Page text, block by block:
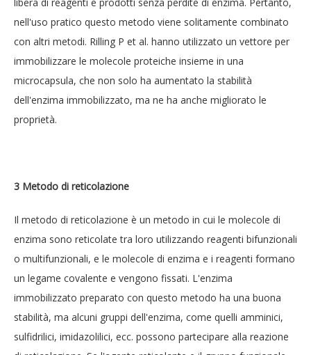
nell'uso pratico questo metodo viene solitamente combinato
con altri metodi. Rilling P et al. hanno utilizzato un vettore per
immobilizzare le molecole proteiche insieme in una
microcapsula, che non solo ha aumentato la stabilità
dell'enzima immobilizzato, ma ne ha anche migliorato le
proprietà.
3 Metodo di reticolazione
Il metodo di reticolazione è un metodo in cui le molecole di
enzima sono reticolate tra loro utilizzando reagenti bifunzionali
o multifunzionali, e le molecole di enzima e i reagenti formano
un legame covalente e vengono fissati. L'enzima
immobilizzato preparato con questo metodo ha una buona
stabilità, ma alcuni gruppi dell'enzima, come quelli amminici,
sulfidrilici, imidazolilici, ecc. possono partecipare alla reazione